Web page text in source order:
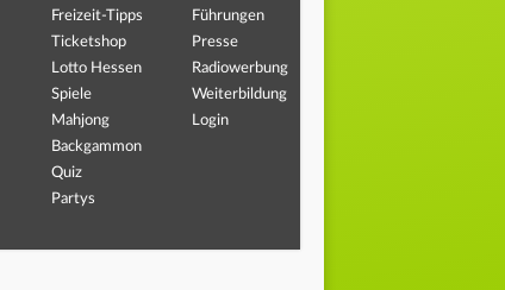
Freizeit-Tipps
Ticketshop
Lotto Hessen
Spiele
Mahjong
Backgammon
Quiz
Partys
Führungen
Presse
Radiowerbung
Weiterbildung
Login